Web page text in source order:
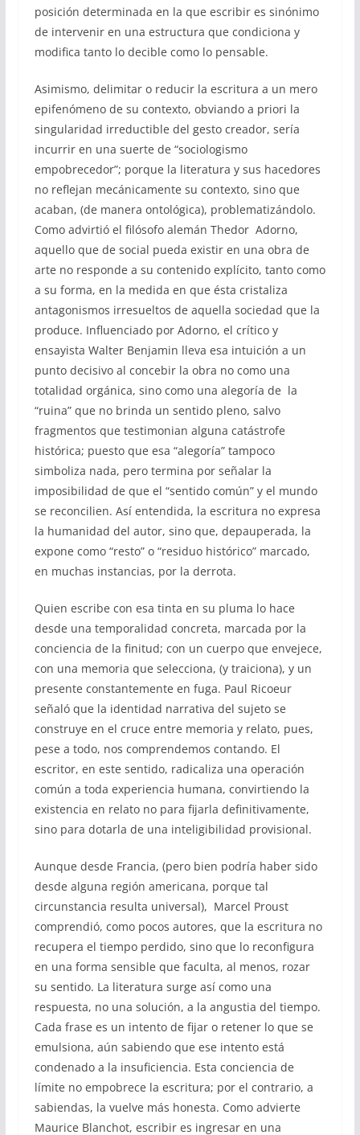
posición determinada en la que escribir es sinónimo
de intervenir en una estructura que condiciona y
modifica tanto lo decible como lo pensable.
Asimismo, delimitar o reducir la escritura a un mero
epifenómeno de su contexto, obviando a priori la
singularidad irreductible del gesto creador, sería
incurrir en una suerte de “sociologismo
empobrecedor”; porque la literatura y sus hacedores
no reflejan mecánicamente su contexto, sino que
acaban, (de manera ontológica), problematizándolo.
Como advirtió el filósofo alemán Thedor Adorno,
aquello que de social pueda existir en una obra de
arte no responde a su contenido explícito, tanto como
a su forma, en la medida en que ésta cristaliza
antagonismos irresueltos de aquella sociedad que la
produce. Influenciado por Adorno, el crítico y
ensayista Walter Benjamin lleva esa intuición a un
punto decisivo al concebir la obra no como una
totalidad orgánica, sino como una alegoría de la
“ruina” que no brinda un sentido pleno, salvo
fragmentos que testimonian alguna catástrofe
histórica; puesto que esa “alegoría” tampoco
simboliza nada, pero termina por señalar la
imposibilidad de que el “sentido común” y el mundo
se reconcilien. Así entendida, la escritura no expresa
la humanidad del autor, sino que, depauperada, la
expone como “resto” o “residuo histórico” marcado,
en muchas instancias, por la derrota.
Quien escribe con esa tinta en su pluma lo hace
desde una temporalidad concreta, marcada por la
conciencia de la finitud; con un cuerpo que envejece,
con una memoria que selecciona, (y traiciona), y un
presente constantemente en fuga. Paul Ricoeur
señaló que la identidad narrativa del sujeto se
construye en el cruce entre memoria y relato, pues,
pese a todo, nos comprendemos contando. El
escritor, en este sentido, radicaliza una operación
común a toda experiencia humana, convirtiendo la
existencia en relato no para fijarla definitivamente,
sino para dotarla de una inteligibilidad provisional.
Aunque desde Francia, (pero bien podría haber sido
desde alguna región americana, porque tal
circunstancia resulta universal), Marcel Proust
comprendió, como pocos autores, que la escritura no
recupera el tiempo perdido, sino que lo reconfigura
en una forma sensible que faculta, al menos, rozar
su sentido. La literatura surge así como una
respuesta, no una solución, a la angustia del tiempo.
Cada frase es un intento de fijar o retener lo que se
emulsiona, aún sabiendo que ese intento está
condenado a la insuficiencia. Esta conciencia de
límite no empobrece la escritura; por el contrario, a
sabiendas, la vuelve más honesta. Como advierte
Maurice Blanchot, escribir es ingresar en una